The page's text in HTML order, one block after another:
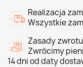
Realizacja
Wszystkie
Zasady zwrotu
Zwrócimy
14 dni od daty